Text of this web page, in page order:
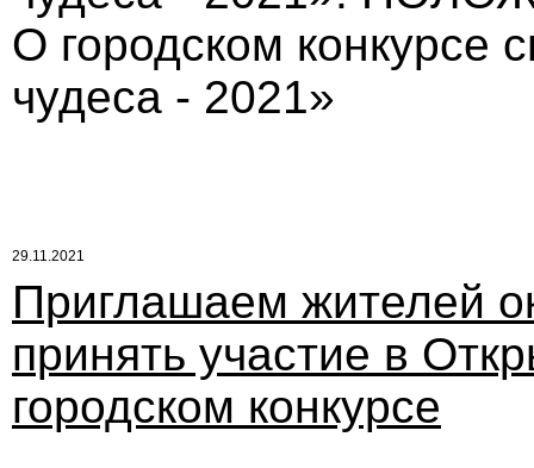
О городском конкурсе
чудеса - 2021»
29.11.2021
Приглашаем жителей
принять участие в
городском конкурсе